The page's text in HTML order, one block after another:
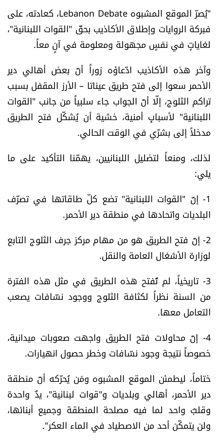
تحت المجهر
آراء
اقتصاد
العالم
الصحافة الإسرائيلية
ثقافة وفنون
فصل من كتاب
اقرأ تضحك
كاميرا
سجالات
صحّة وصحن
الرياضة
منوّعات
حظّك اليوم
للتاريخ
فيديو
"يُصرّ الموقع المشبوه Lebanon Debate، كعادته، على
فبركة الروايات وإطلاق الأكاذيب بحقّ "القوات اللبنانية"،
لغاياتٍ في نفسٍ مجهولة ومعلومة في آنٍ معاً.
وآخر هذه الأكاذيب ادّعاؤه زوراً أنّ بعض أهالي دير
الأحمر سعوا إلى فتح طريق عيناتا – الأرز المقفل بسبب
تراكم الثلوج، إلّا أنّ الجواب جاء سلبياً من جانب "القوات
اللبنانية" لأسبابٍ أمنية، خشية أن يُشكّل فتح الطريق
مدخلاً إلى بشرّي في الوقت الحالي.
لذلك، ومنعاً لتضليل اللبنانيين، يهمّنا التأكيد على ما
يلي:
1- إنّ "القوات اللبنانية" تضع كلّ طاقاتها في تصرّف
البلديات واتحادها في منطقة دير الأحمر.
2- إنّ فتح الطريق هو من مهام مركز جرف الثلوج التابع
لوزارة الأشغال العامة والنقل.
3- تاريخياً، لم تُفتح هذه الطريق في مثل هذه الفترة
من السنة نظراً لكثافة الثلوج ووجود نسّافات يصعب
التعامل معها.
4- إنّ محاولات فتح الطريق واجهت صعوبات ميدانية،
خصوصاً نتيجة وجود نسّافات وخطر حصول انهيارات.
ختاماً، ليطمئن الموقع المشبوه ومَن يُحرّكه أنّ منطقة
دير الأحمر، أهالي وبلديات و"قوات لبنانية"، يدٌ واحدة
وقلبٌ واحد لما فيه مصلحة المنطقة وجميع أبنائها،
ولن يتمكّن أحد من الاصطياد في الماء العكر".